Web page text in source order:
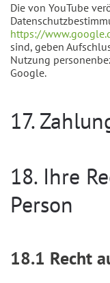
Die von YouTube
https://
sind, geben
Nutzung
Google.
17.
18. Ihre
Person
18.1 Recht